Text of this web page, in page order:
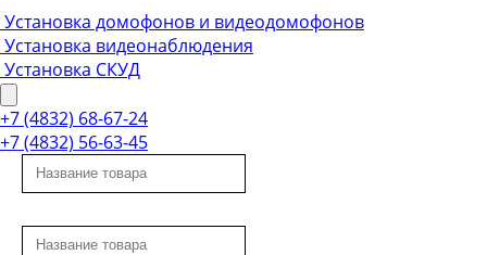
Установка домофонов и видеодомофонов
Установка видеонаблюдения
Установка СКУД
+7 (4832) 68-67-24
+7 (4832) 56-63-45